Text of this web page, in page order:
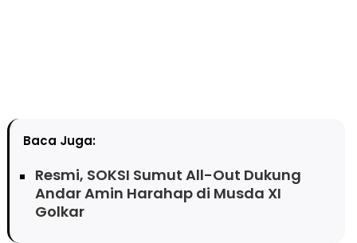
Baca Juga:
Resmi, SOKSI Sumut All-Out Dukung
Andar Amin Harahap di Musda XI
Golkar